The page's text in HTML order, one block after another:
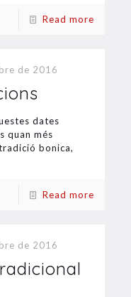
Read more
de 2016
dates
quan més
bonica,
Read more
de 2016